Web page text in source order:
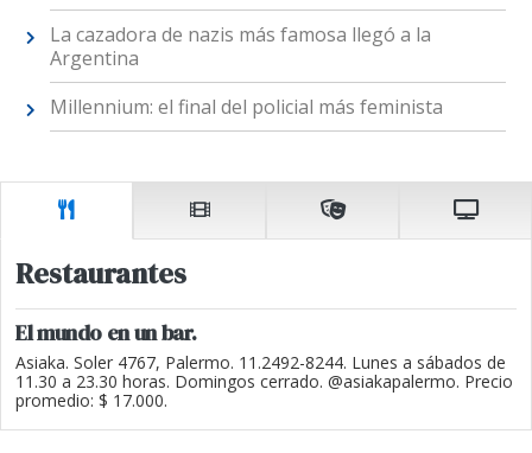
La cazadora de nazis más famosa llegó a la
Argentina
Millennium: el final del policial más feminista
Restaurantes
El mundo en un bar.
Asiaka. Soler 4767, Palermo. 11.2492-8244. Lunes a sábados de
11.30 a 23.30 horas. Domingos cerrado. @asiakapalermo. Precio
promedio: $ 17.000.